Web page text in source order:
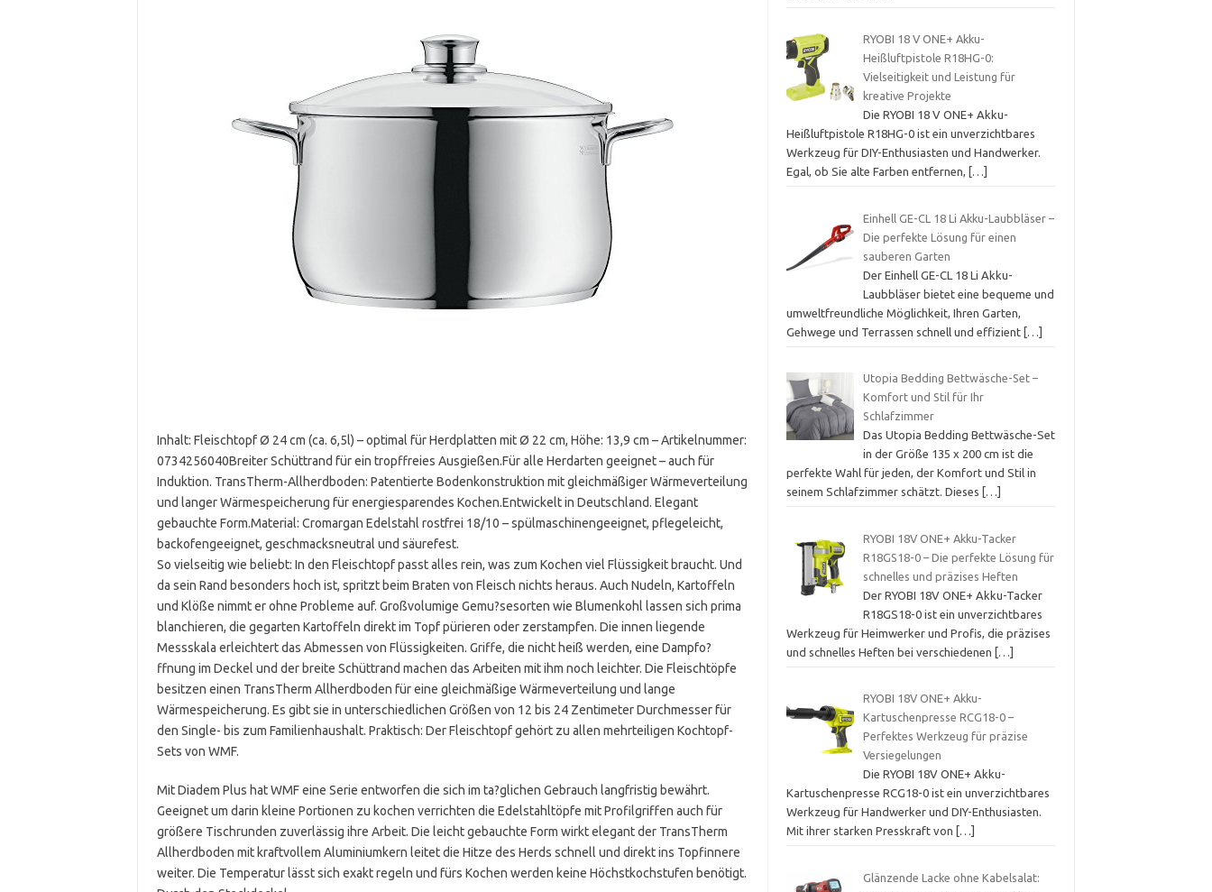
Inhalt: Fleischtopf Ø 24 cm (ca. 6,5l) – optimal für Herdplatten mit Ø 22 cm, Höhe: 13,9 cm – Artikelnummer:
0734256040Breiter Schüttrand für ein tropffreies Ausgießen.Für alle Herdarten geeignet – auch für
Induktion. TransTherm-Allherdboden: Patentierte Bodenkonstruktion mit gleichmäßiger Wärmeverteilung
und langer Wärmespeicherung für energiesparendes Kochen.Entwickelt in Deutschland. Elegant
gebauchte Form.Material: Cromargan Edelstahl rostfrei 18/10 – spülmaschinengeeignet, pflegeleicht,
backofengeeignet, geschmacksneutral und säurefest.
So vielseitig wie beliebt: In den Fleischtopf passt alles rein, was zum Kochen viel Flüssigkeit braucht. Und
da sein Rand besonders hoch ist, spritzt beim Braten von Fleisch nichts heraus. Auch Nudeln, Kartoffeln
und Klöße nimmt er ohne Probleme auf. Großvolumige Gemu?sesorten wie Blumenkohl lassen sich prima
blanchieren, die gegarten Kartoffeln direkt im Topf pürieren oder zerstampfen. Die innen liegende
Messskala erleichtert das Abmessen von Flüssigkeiten. Griffe, die nicht heiß werden, eine Dampfo?
ffnung im Deckel und der breite Schüttrand machen das Arbeiten mit ihm noch leichter. Die Fleischtöpfe
besitzen einen TransTherm Allherdboden für eine gleichmäßige Wärmeverteilung und lange
Wärmespeicherung. Es gibt sie in unterschiedlichen Größen von 12 bis 24 Zentimeter Durchmesser für
den Single- bis zum Familienhaushalt. Praktisch: Der Fleischtopf gehört zu allen mehrteiligen Kochtopf-
Sets von WMF.
Mit Diadem Plus hat WMF eine Serie entworfen die sich im ta?glichen Gebrauch langfristig bewährt.
Geeignet um darin kleine Portionen zu kochen verrichten die Edelstahltöpfe mit Profilgriffen auch für
größere Tischrunden zuverlässig ihre Arbeit. Die leicht gebauchte Form wirkt elegant der TransTherm
Allherdboden mit kraftvollem Aluminiumkern leitet die Hitze des Herds schnell und direkt ins Topfinnere
weiter. Die Temperatur lässt sich exakt regeln und fürs Kochen werden keine Höchstkochstufen benötigt.
RYOBI 18 V ONE+ Akku-
Heißluftpistole R18HG-0:
Vielseitigkeit und Leistung für
kreative Projekte
Die RYOBI 18 V ONE+ Akku-
Heißluftpistole R18HG-0 ist ein unverzichtbares
Werkzeug für DIY-Enthusiasten und Handwerker.
Egal, ob Sie alte Farben entfernen,
[…]
Einhell GE-CL 18 Li Akku-Laubbläser –
Die perfekte Lösung für einen
sauberen Garten
Der Einhell GE-CL 18 Li Akku-
Laubbläser bietet eine bequeme und
umweltfreundliche Möglichkeit, Ihren Garten,
Gehwege und Terrassen schnell und effizient […]
Utopia Bedding Bettwäsche-Set –
Komfort und Stil für Ihr
Schlafzimmer
Das Utopia Bedding Bettwäsche-Set
in der Größe 135 x 200 cm ist die
perfekte Wahl für jeden, der Komfort und Stil in
seinem Schlafzimmer schätzt. Dieses
[…]
RYOBI 18V ONE+ Akku-Tacker
R18GS18-0 – Die perfekte Lösung für
schnelles und präzises Heften
Der RYOBI 18V ONE+ Akku-Tacker
R18GS18-0 ist ein unverzichtbares
Werkzeug für Heimwerker und Profis, die präzises
und schnelles Heften bei verschiedenen
[…]
RYOBI 18V ONE+ Akku-
Kartuschenpresse RCG18-0 –
Perfektes Werkzeug für präzise
Versiegelungen
Die RYOBI 18V ONE+ Akku-
Kartuschenpresse RCG18-0 ist ein unverzichtbares
Werkzeug für Handwerker und DIY-Enthusiasten.
Mit ihrer starken Presskraft von
[…]
Glänzende Lacke ohne Kabelsalat: